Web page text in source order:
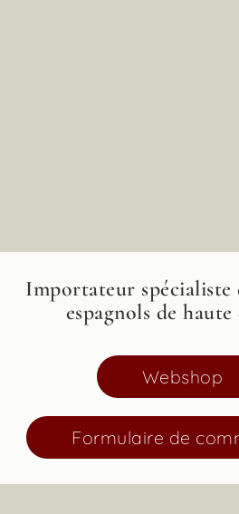
Importateur spécialiste
espagnols de
Webshop
Formulaire de